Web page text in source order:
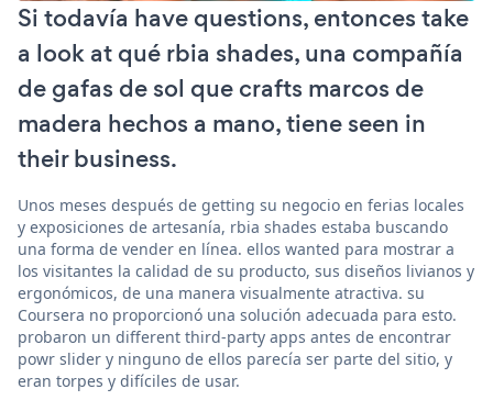
Si todavía have questions, entonces take
a look at qué rbia shades, una compañía
de gafas de sol que crafts marcos de
madera hechos a mano, tiene seen in
their business.
Unos meses después de getting su negocio en ferias locales
y exposiciones de artesanía, rbia shades estaba buscando
una forma de vender en línea. ellos wanted para mostrar a
los visitantes la calidad de su producto, sus diseños livianos y
ergonómicos, de una manera visualmente atractiva. su
Coursera no proporcionó una solución adecuada para esto.
probaron un different third-party apps antes de encontrar
powr slider y ninguno de ellos parecía ser parte del sitio, y
eran torpes y difíciles de usar.